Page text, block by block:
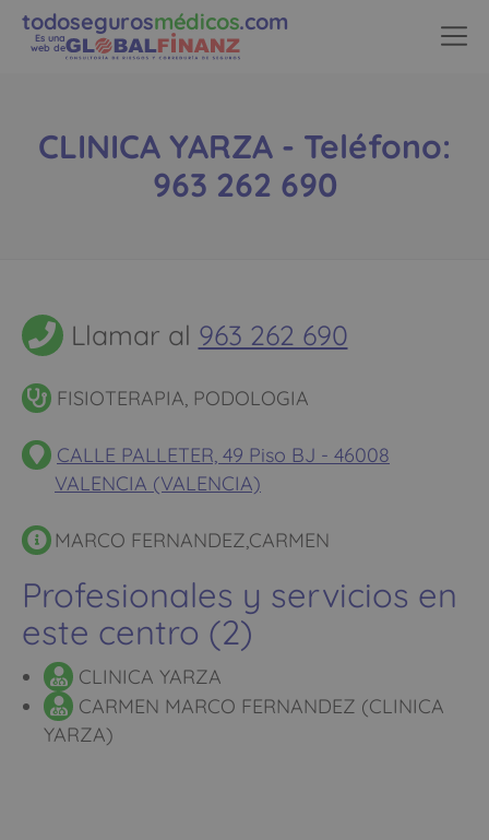
todosegurosmédicos.com
Es una
web de
CLINICA YARZA - Teléfono:
963 262 690
Llamar al 963 262 690
FISIOTERAPIA, PODOLOGIA
CALLE PALLETER, 49 Piso BJ - 46008
VALENCIA (VALENCIA)
MARCO FERNANDEZ,CARMEN
Profesionales y servicios en
este centro (2)
CLINICA YARZA
CARMEN MARCO FERNANDEZ (CLINICA
YARZA)